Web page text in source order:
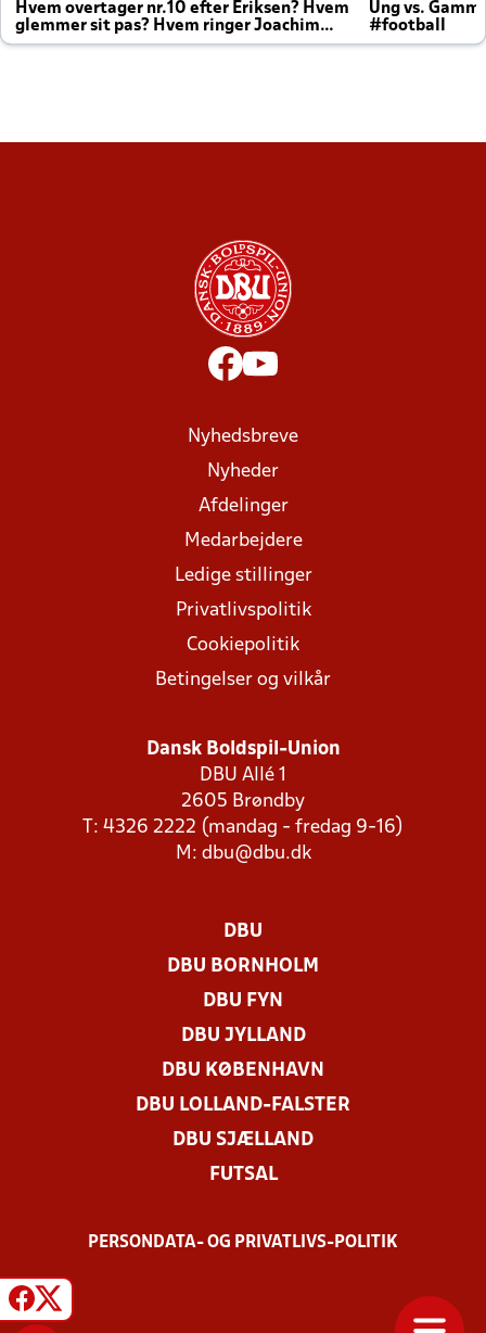
Hvem overtager nr.10 efter Eriksen? Hvem
glemmer sit pas? Hvem ringer Joachim
altid til efter kampe?
Ung vs.
#football
Nyhedsbreve
Nyheder
Afdelinger
Medarbejdere
Ledige stillinger
Privatlivspolitik
Cookiepolitik
Betingelser og vilkår
Dansk Boldspil-Union
DBU Allé 1
2605 Brøndby
T: 4326 2222 (mandag - fredag 9-16)
M: dbu@dbu.dk
DBU
DBU BORNHOLM
DBU FYN
DBU JYLLAND
DBU KØBENHAVN
DBU LOLLAND-FALSTER
DBU SJÆLLAND
FUTSAL
PERSONDATA- OG PRIVATLIVS-POLITIK